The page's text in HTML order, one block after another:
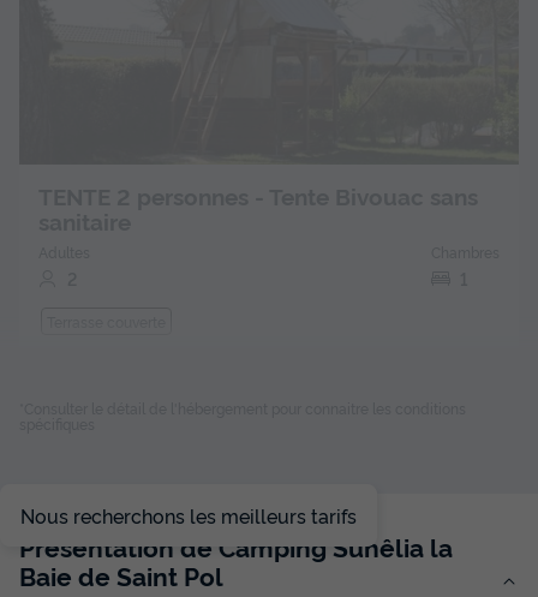
238 €
214,20 € -10%
d'économie
Nous recherchons les meilleurs tarifs
Présentation de Camping Sunêlia la
Baie de Saint Pol